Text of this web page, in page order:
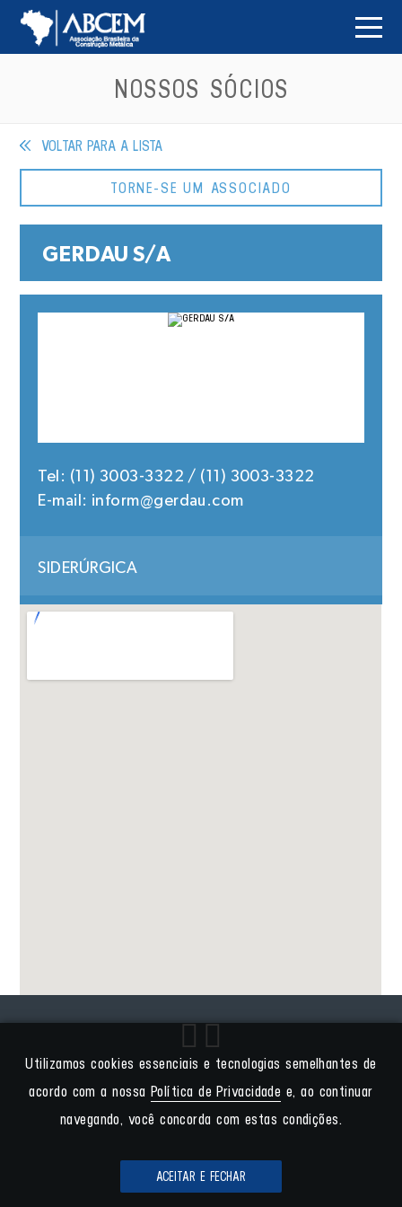
NOSSOS SÓCIOS
VOLTAR PARA A LISTA
TORNE-SE UM ASSOCIADO
GERDAU S/A
Tel: (11) 3003-3322 / (11) 3003-3322
E-mail: inform@gerdau.com
SIDERÚRGICA
Utilizamos cookies essenciais e tecnologias semelhantes de
acordo com a nossa Política de Privacidade e, ao continuar
navegando, você concorda com estas condições.
ACEITAR E FECHAR